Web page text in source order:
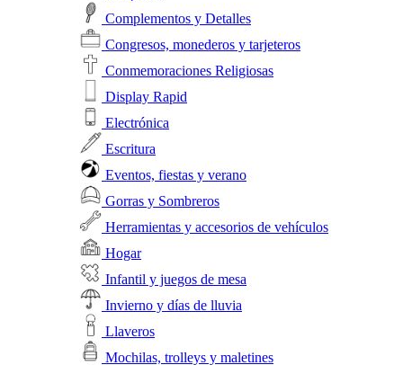
Complementos y Detalles
Congresos, monederos y tarjeteros
Conmemoraciones Religiosas
Display Rapid
Electrónica
Escritura
Eventos, fiestas y verano
Gorras y Sombreros
Herramientas y accesorios de vehículos
Hogar
Infantil y juegos de mesa
Invierno y días de lluvia
Llaveros
Mochilas, trolleys y maletines